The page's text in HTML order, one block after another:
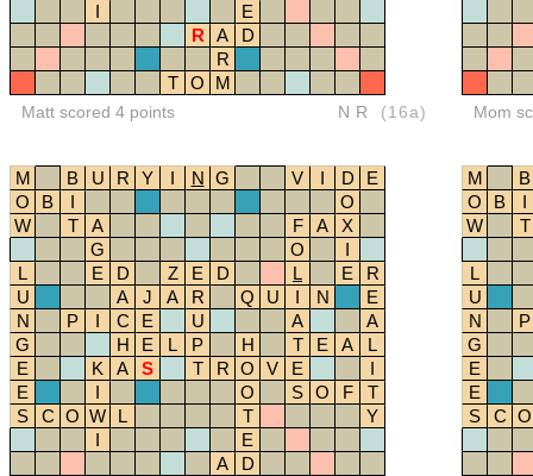
I
E
R
A
D
R
T
O M
Matt scored 4 points NR (16a) Mom
M B U R Y I N G V I D
E
O
B I
O
W
T A F A
X
G
O
I
L
E D Z E D L E
R
U
A J A R Q U I N
E
N
P I C E U A
A
G
H E L P H T E A
L
E
K A S T R O V E
I
E
I O S O F
T
S
C O W L T
Y
I
E
A
D
M
B
O
B
I
W
T
L
U
N
P
G
E
E
S
C O